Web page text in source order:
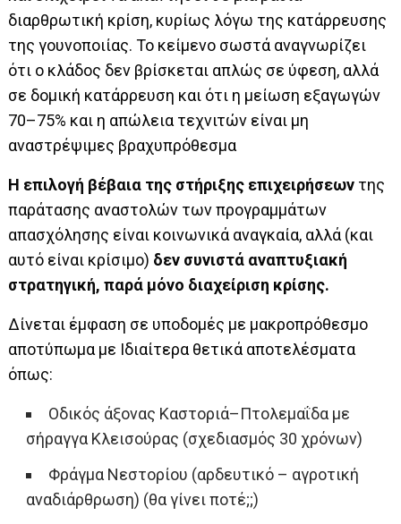
διαρθρωτική κρίση, κυρίως λόγω της κατάρρευσης
της γουνοποιίας. Το κείμενο σωστά αναγνωρίζει
ότι ο κλάδος δεν βρίσκεται απλώς σε ύφεση, αλλά
σε δομική κατάρρευση και ότι η μείωση εξαγωγών
70–75% και η απώλεια τεχνιτών είναι μη
αναστρέψιμες βραχυπρόθεσμα
Η επιλογή βέβαια της στήριξης επιχειρήσεων της
παράτασης αναστολών των προγραμμάτων
απασχόλησης είναι κοινωνικά αναγκαία, αλλά (και
αυτό είναι κρίσιμο) δεν συνιστά αναπτυξιακή
στρατηγική, παρά μόνο διαχείριση κρίσης.
Δίνεται έμφαση σε υποδομές με μακροπρόθεσμο
αποτύπωμα με Ιδιαίτερα θετικά αποτελέσματα
όπως:
Οδικός άξονας Καστοριά–Πτολεμαΐδα με
σήραγγα Κλεισούρας (σχεδιασμός 30 χρόνων)
Φράγμα Νεστορίου (αρδευτικό – αγροτική
αναδιάρθρωση) (θα γίνει ποτέ;;)